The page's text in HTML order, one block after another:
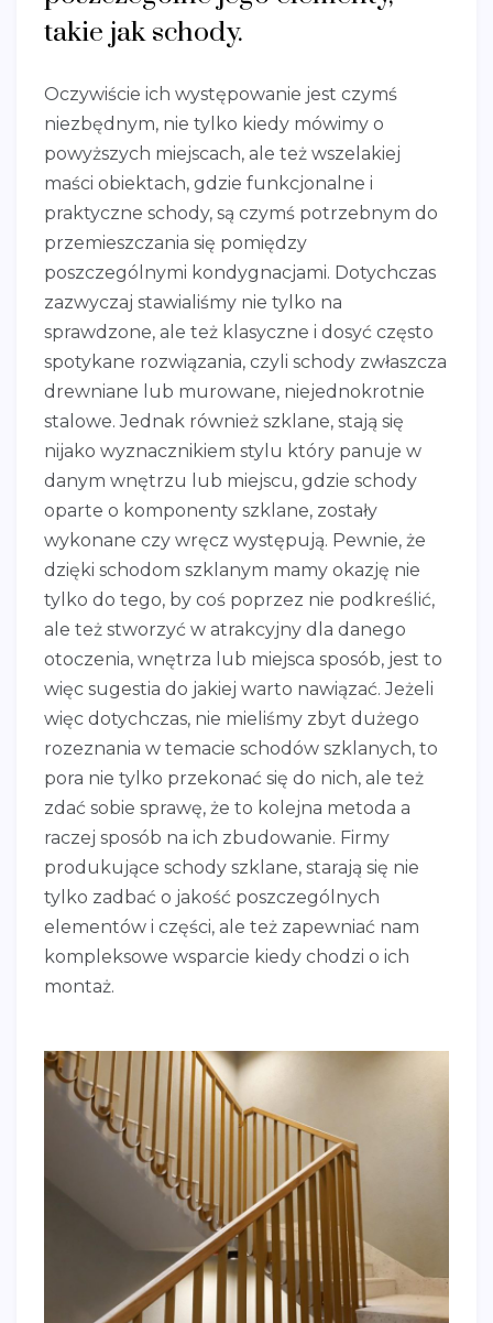
takie jak schody.
Oczywiście ich występowanie jest czymś
niezbędnym, nie tylko kiedy mówimy o
powyższych miejscach, ale też wszelakiej
maści obiektach, gdzie funkcjonalne i
praktyczne schody, są czymś potrzebnym do
przemieszczania się pomiędzy
poszczególnymi kondygnacjami. Dotychczas
zazwyczaj stawialiśmy nie tylko na
sprawdzone, ale też klasyczne i dosyć często
spotykane rozwiązania, czyli schody zwłaszcza
drewniane lub murowane, niejednokrotnie
stalowe. Jednak również szklane, stają się
nijako wyznacznikiem stylu który panuje w
danym wnętrzu lub miejscu, gdzie schody
oparte o komponenty szklane, zostały
wykonane czy wręcz występują. Pewnie, że
dzięki schodom szklanym mamy okazję nie
tylko do tego, by coś poprzez nie podkreślić,
ale też stworzyć w atrakcyjny dla danego
otoczenia, wnętrza lub miejsca sposób, jest to
więc sugestia do jakiej warto nawiązać. Jeżeli
więc dotychczas, nie mieliśmy zbyt dużego
rozeznania w temacie schodów szklanych, to
pora nie tylko przekonać się do nich, ale też
zdać sobie sprawę, że to kolejna metoda a
raczej sposób na ich zbudowanie. Firmy
produkujące schody szklane, starają się nie
tylko zadbać o jakość poszczególnych
elementów i części, ale też zapewniać nam
kompleksowe wsparcie kiedy chodzi o ich
montaż.